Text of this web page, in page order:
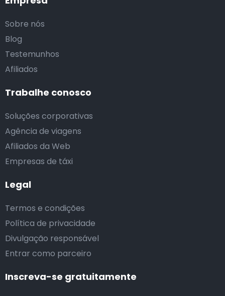
Sobre nós
Blog
Testemunhos
Afiliados
Trabalhe conosco
Soluções corporativas
Agência de viagens
Afiliados da Web
Empresas de táxi
Legal
Termos e condições
Política de privacidade
Divulgação responsável
Entrar como parceiro
Inscreva-se gratuitamente